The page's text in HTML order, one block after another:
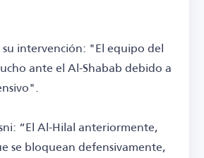
intervención: "El equipo del
ante el Al-Shabab debido a
“El Al-Hilal anteriormente,
se bloquean defensivamente,